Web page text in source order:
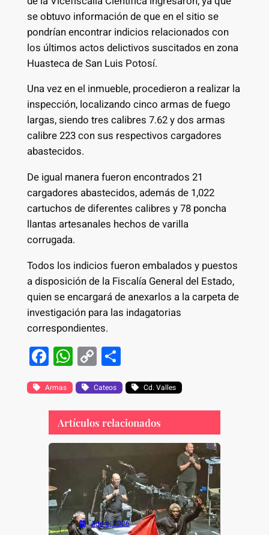
se obtuvo información de que en el sitio se
pondrían encontrar indicios relacionados con
los últimos actos delictivos suscitados en zona
Huasteca de San Luis Potosí.
Una vez en el inmueble, procedieron a realizar la
inspección, localizando cinco armas de fuego
largas, siendo tres calibres 7.62 y dos armas
calibre 223 con sus respectivos cargadores
abastecidos.
De igual manera fueron encontrados 21
cargadores abastecidos, además de 1,022
cartuchos de diferentes calibres y 78 poncha
llantas artesanales hechos de varilla
corrugada.
Todos los indicios fueron embalados y puestos
a disposición de la Fiscalía General del Estado,
quien se encargará de anexarlos a la carpeta de
investigación para las indagatorias
correspondientes.
F
a
c
e
b
o
o
k
W
h
at
s
A
p
C
o
p
y
Li
n
k
S
h
ar
e
Armas Cateos Cd. Valles
Artículos relacionados
Ago 6, 2026